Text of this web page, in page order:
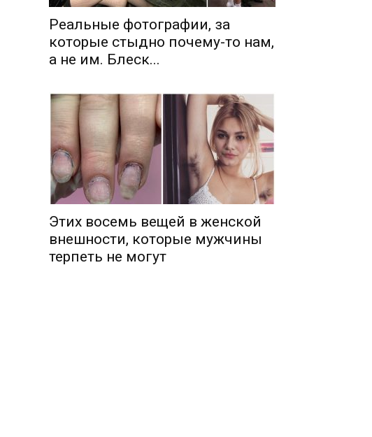
Реальные фотографии, за
которые стыдно почему-то нам,
а не им. Блеск...
Этих восемь вещей в женской
внешности, которые мужчины
терпеть не могут